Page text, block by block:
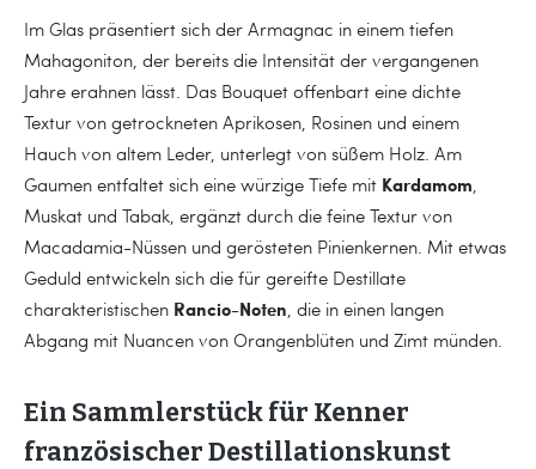
Im Glas präsentiert sich der Armagnac in einem tiefen
Mahagoniton, der bereits die Intensität der vergangenen
Jahre erahnen lässt. Das Bouquet offenbart eine dichte
Textur von getrockneten Aprikosen, Rosinen und einem
Hauch von altem Leder, unterlegt von süßem Holz. Am
Gaumen entfaltet sich eine würzige Tiefe mit Kardamom
Muskat und Tabak, ergänzt durch die feine Textur von
Macadamia-Nüssen und gerösteten Pinienkernen. Mit etwas
Geduld entwickeln sich die für gereifte Destillate
charakteristischen Rancio-Noten , die in einen langen
Abgang mit Nuancen von Orangenblüten und Zimt münden.
Ein Sammlerstück für Kenner
französischer Destillationskunst